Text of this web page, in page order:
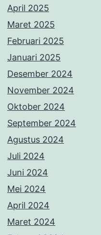
Maret 2024
Februari 2024
Januari 2024
Desember 2023
November 2023
Oktober 2023
September 2023
Agustus 2023
Juli 2023
Juni 2023
Mei 2023
April 2023
Maret 2023
Februari 2023